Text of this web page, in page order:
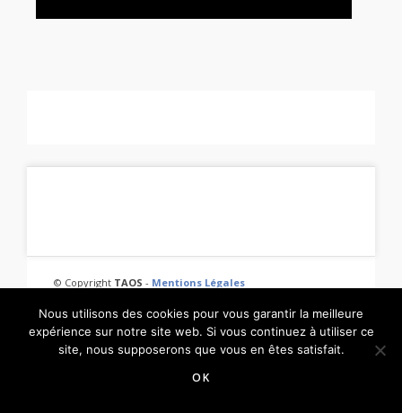
© Copyright TAOS - Mentions Légales
Nous utilisons des cookies pour vous garantir la meilleure
expérience sur notre site web. Si vous continuez à utiliser ce
site, nous supposerons que vous en êtes satisfait.
OK